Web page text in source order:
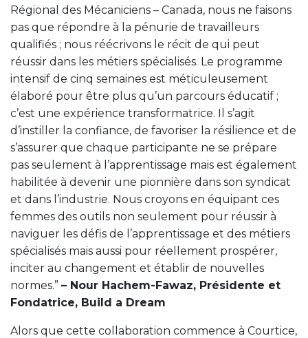
Régional des Mécaniciens – Canada, nous ne faisons
pas que répondre à la pénurie de travailleurs
qualifiés ; nous réécrivons le récit de qui peut
réussir dans les métiers spécialisés. Le programme
intensif de cinq semaines est méticuleusement
élaboré pour être plus qu’un parcours éducatif ;
c’est une expérience transformatrice. Il s’agit
d’instiller la confiance, de favoriser la résilience et de
s’assurer que chaque participante ne se prépare
pas seulement à l’apprentissage mais est également
habilitée à devenir une pionnière dans son syndicat
et dans l’industrie. Nous croyons en équipant ces
femmes des outils non seulement pour réussir à
naviguer les défis de l’apprentissage et des métiers
spécialisés mais aussi pour réellement prospérer,
inciter au changement et établir de nouvelles
normes.” – Nour Hachem-Fawaz, Présidente et
Fondatrice, Build a Dream
Alors que cette collaboration commence à Courtice,